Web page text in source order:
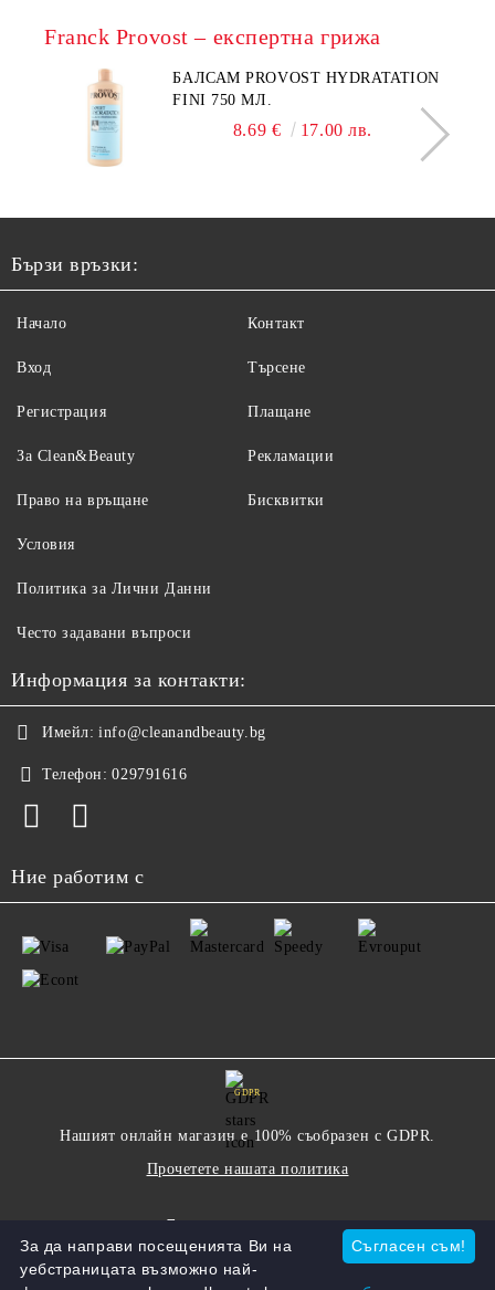
Franck Provost – експертна грижа
БАЛСАМ PROVOST HYDRATATION
FINI 750 МЛ.
8.69 € 17.00 лв.
Бързи връзки:
Начало
Вход
Регистрация
За Clean&Beauty
Контакт
Търсене
Плащане
Рекламации
Право на връщане
Условия
Политика за Лични Данни
Често задавани въпроси
Бисквитки
Информация за контакти:
Имейл: info@cleanandbeauty.bg
Телефон: 029791616
Ние работим с
GDPR
Нашият онлайн магазин е 100% съобразен с GDPR.
Прочетете нашата политика
Съгласен съм!
За да направи посещенията Ви на
уебстраницата възможно най-